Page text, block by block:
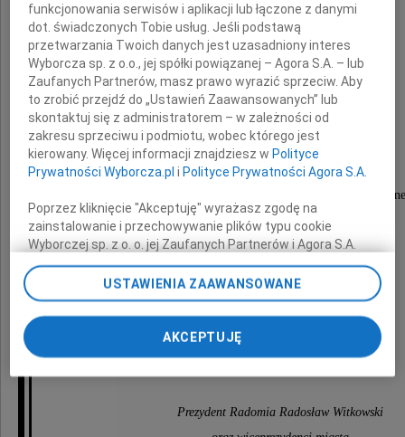
Kazimierza
Klepaczewskiego
Prezydenta Ogólnopolskiej Izby Branży
Wyrazy współczucia
Najbliższym
Prezydent Radomia Radosław Witkowski
funkcjonowania serwisów i aplikacji lub łączone z danymi
dot. świadczonych Tobie usług. Jeśli podstawą
przetwarzania Twoich danych jest uzasadniony interes
Wyborcza sp. z o.o., jej spółki powiązanej – Agora S.A. – lub
Zaufanych Partnerów, masz prawo wyrazić sprzeciw. Aby
to zrobić przejdź do „Ustawień Zaawansowanych” lub
skontaktuj się z administratorem – w zależności od
zakresu sprzeciwu i podmiotu, wobec którego jest
kierowany. Więcej informacji znajdziesz w Polityce
Prywatności Wyborcza.pl i Polityce Prywatności Agora S.A.
Poprzez kliknięcie "Akceptuję" wyrażasz zgodę na
zainstalowanie i przechowywanie plików typu cookie
Wyborczej sp. z o. o. jej Zaufanych Partnerów i Agora S.A.
na Twoim urządzeniu końcowym. Możesz też w każdej
chwili zmienić swoje preferencje dot. plików cookie,
ponownie wywołując narzędzie do zarządzania Twoimi
preferencjami dot. przetwarzania danych poprzez
odnośnik „Ustawienia prywatności” w stopce serwisu i
przechodząc do sekcji „Ustawienia zaawansowane”.
USTAWIENIA ZAAWANSOWANE
AKCEPTUJĘ